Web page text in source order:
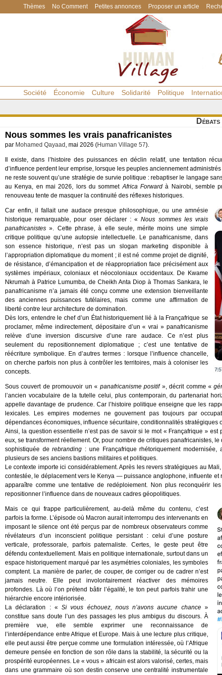
Thèmes No Comment Petites annonces Proposer un article
Société Économie Culture Solidarité Politique
Débats
Nous sommes les vrais panafricanistes
par Mohamed Qayaad , mai 2026 (Human Village 57).
Il existe, dans l’histoire des puissances en déclin relatif, une tentation
d’influence perdent leur emprise, lorsque les peuples anciennement
ne reste souvent qu’une stratégie de survie politique : rebaptiser le langage
au Kenya, en mai 2026, lors du sommetAfrica Forwardà Nairobi, semble
renouveau tente de masquer la continuité des réflexes historiques.
Car enfin, il fallait une audace presque philosophique, ou une amnésie
historique remarquable, pour oser déclarer : «Nous sommes les vrais
panafricanistes ». Cette phrase, à elle seule, mérite moins une simple
critique politique qu’une autopsie intellectuelle. Le panafricanisme, dans
son essence historique, n’est pas un slogan marketing disponible à
l’appropriation diplomatique du moment ; il est né comme projet de dignité,
de résistance, d’émancipation et de réappropriation face précisément aux
systèmes impériaux, coloniaux et néocoloniaux occidentaux. De Kwame
Nkrumah à Patrice Lumumba, de Cheikh Anta Diop à Thomas Sankara, le
panafricanisme n’a jamais été conçu comme une extension bienveillante
des anciennes puissances tutélaires, mais comme une affirmation de
liberté contre leur architecture de domination.
Dès lors, entendre le chef d’un État historiquement lié à la Françafrique se
proclamer, même indirectement, dépositaire d’un « vrai » panafricanisme
relève d’une inversion discursive d’une rare audace. Ce n’est plus
seulement du repositionnement diplomatique ; c’est une tentative de
réécriture symbolique. En d’autres termes : lorsque l’influence chancelle,
on cherche parfois non plus à contrôler les territoires, mais à coloniser les
concepts.
Sous couvert de promouvoir un « panafricanisme positif», décrit comme «
l’ancien vocabulaire de la tutelle celui, plus contemporain, du partenariat
appelle davantage de prudence. Car l’histoire politique enseigne que les
lexicales. Les empires modernes ne gouvernent pas toujours par
dépendances économiques, influence sécuritaire, conditionnalités stratégiques
Ainsi, la question essentielle n’est pas de savoir si le mot « Françafrique »
eux, se transforment réellement. Or, pour nombre de critiques panafricanistes,
sophistiquée derebranding : une Françafrique rhétoriquement
plusieurs de ses anciens bastions militaires et politiques.
Le contexte importe ici considérablement. Après les revers stratégiques au
contestée, le déplacement vers le Kenya — puissance anglophone, influente
apparaître comme une tentative de redéploiement. Non plus reconquérir
repositionner l’influence dans de nouveaux cadres géopolitiques.
Mais ce qui frappe particulièrement, au-delà même du contenu, c’est
parfois la forme. L’épisode où Macron aurait interrompu des intervenants en
imposant le silence ont été perçus par de nombreux observateurs comme
révélateurs d’un inconscient politique persistant : celui d’une posture
verticale, professorale, parfois paternaliste. Certes, le geste peut être
défendu contextuellement. Mais en politique internationale, surtout dans un
espace historiquement marqué par les asymétries coloniales, les symboles
comptent. La manière de parler, de couper, de corriger ou de cadrer n’est
jamais neutre. Elle peut involontairement réactiver des mémoires
profondes. Là où l’on prétend bâtir l’égalité, le ton peut parfois trahir une
hiérarchie encore intériorisée.
La déclaration : «Si vous échouez, nous n’avons aucune chance»
constitue sans doute l’un des passages les plus ambigus du discours. À
première vue, elle semble exprimer une reconnaissance de
l’interdépendance entre Afrique et Europe. Mais à une lecture plus critique,
elle peut aussi être perçue comme une formulation intéressée, où l’Afrique
demeure pensée en fonction de son rôle dans la stabilité, la sécurité ou la
prospérité européennes. Le « vous » africain est alors valorisé, certes, mais
dans une grammaire où son destin conserve une centralité instrumentale